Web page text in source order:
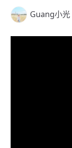
Guang小光